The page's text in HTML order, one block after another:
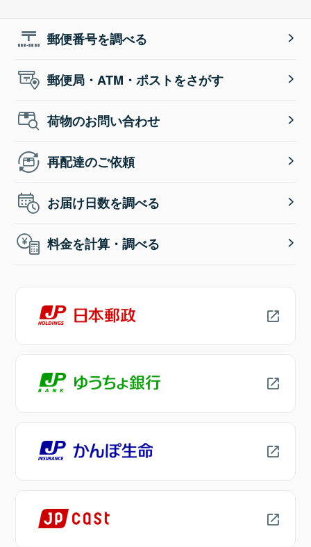
郵便番号を調べる
郵便局・ATM・ポストをさがす
荷物のお問い合わせ
再配達のご依頼
お届け日数を調べる
料金を計算・調べる